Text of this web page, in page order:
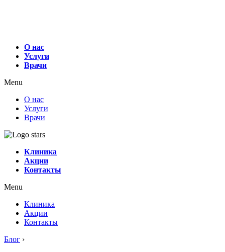
О нас
Услуги
Врачи
Menu
О нас
Услуги
Врачи
Клиника
Акции
Контакты
Menu
Клиника
Акции
Контакты
Блог ›